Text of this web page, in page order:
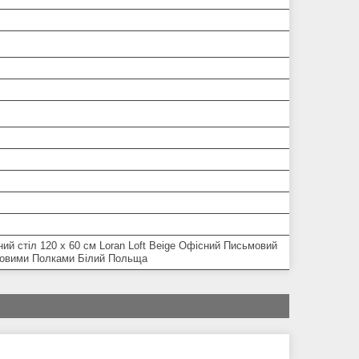
стіл 120 x 60 см Loran Loft Beige Офісний Письмовий
Полками Білий Польща